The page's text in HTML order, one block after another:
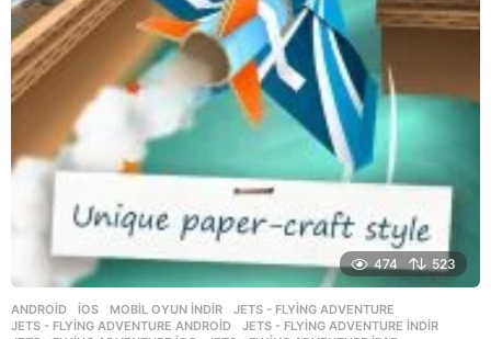
474 523
ANDROID ,İOS ,MOBIL OYUN INDIR JETS - FLYING ADVENTURE
JETS - FLYING ADVENTURE ANDROID
,JETS - FLYING ADVENTURE INDIR